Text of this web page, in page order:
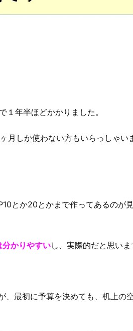
年半ほどかかりました。
しか使わない方もいらっしゃ
とか20とかまで作ってあるのが
かりやすいし、実際的だと思い
最初に予算を決めても、机上